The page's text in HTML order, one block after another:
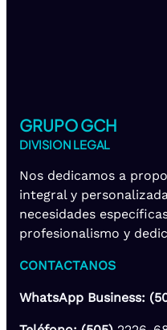
GRUPO GCH
DIVISION LEGAL
Nos dedicamos a
integral y
necesidades
profesionalismo y
CONTACTANOS
WhatsApp Business: